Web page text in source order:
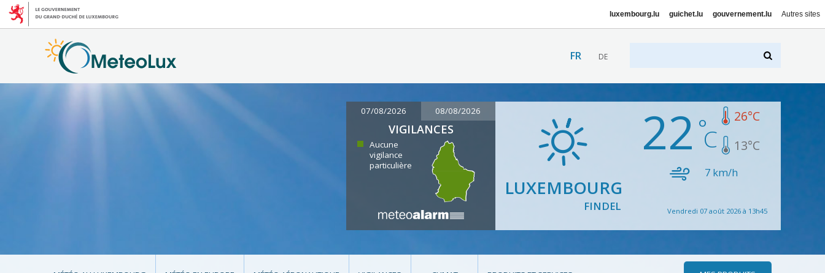
luxembourg.lu guichet.lu gouvernement.lu Autres sites
FR DE
07/08/2026 08/08/2026
VIGILANCES
Aucune
vigilance
particulière
LUXEMBOURG
FINDEL
22 26°C
13°C
7 km/h
Vendredi 07 août 2026 à 13h45